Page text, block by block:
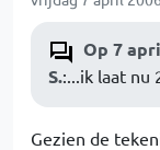
Op 7
S.:...ik laat nu
Gezien de